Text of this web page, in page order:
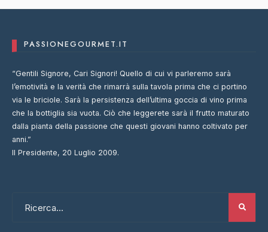
PASSIONEGOURMET.IT
“Gentili Signore, Cari Signori! Quello di cui vi parleremo sarà
l’emotività e la verità che rimarrà sulla tavola prima che ci portino
via le briciole. Sarà la persistenza dell’ultima goccia di vino prima
che la bottiglia sia vuota. Ciò che leggerete sarà il frutto maturato
dalla pianta della passione che questi giovani hanno coltivato per
anni.”
Il Presidente, 20 Luglio 2009.